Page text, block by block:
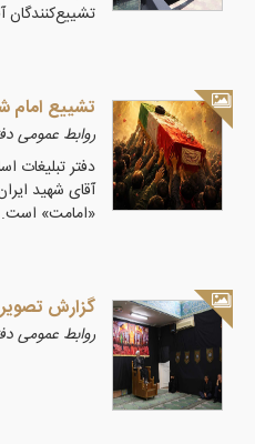
تشییع‌کنندگان
تشییع امام
روابط عمومی
دفتر تبلیغات
آقای شهید
«امامت» است.
گزارش
روابط عمومی